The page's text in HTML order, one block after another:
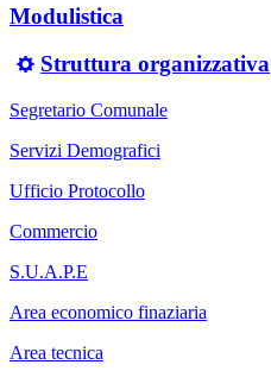
Modulistica
Struttura organizzativa
Segretario Comunale
Servizi Demografici
Ufficio Protocollo
Commercio
S.U.A.P.E
Area economico finaziaria
Area tecnica